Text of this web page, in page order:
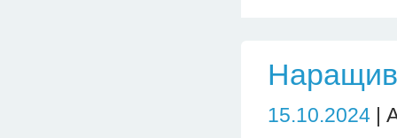
15.10.2024 |